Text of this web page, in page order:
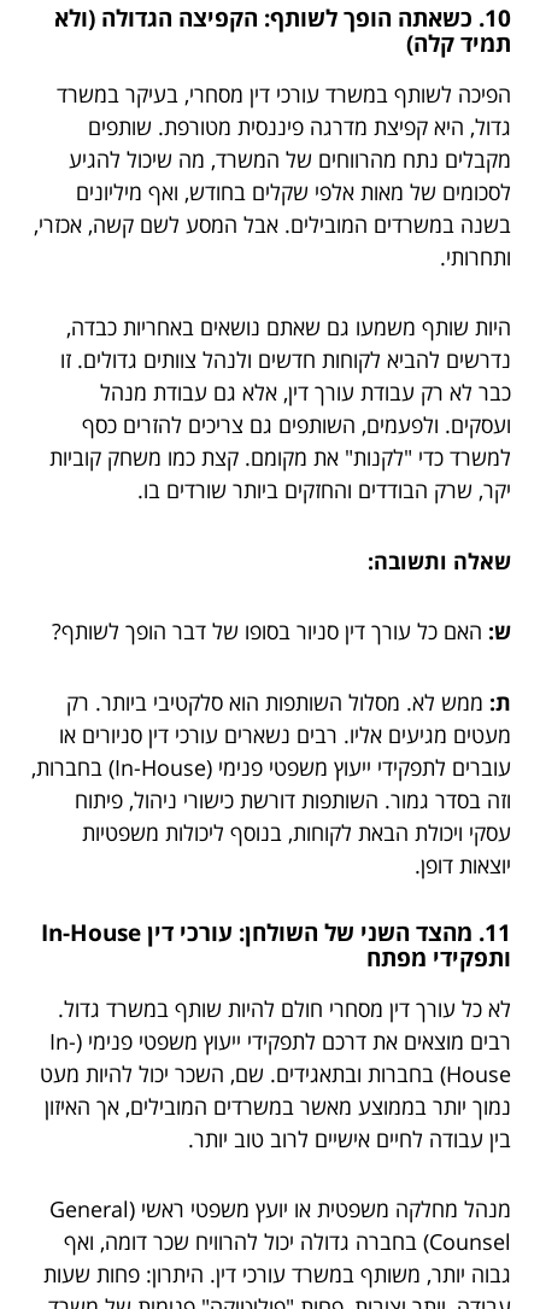
10. כשאתה הופך לשותף: הקפיצה הגדולה (ולא
תמיד קלה)
הפיכה לשותף במשרד עורכי דין מסחרי, בעיקר במשרד
גדול, היא קפיצת מדרגה פיננסית מטורפת. שותפים
מקבלים נתח מהרווחים של המשרד, מה שיכול להגיע
לסכומים של מאות אלפי שקלים בחודש, ואף מיליונים
בשנה במשרדים המובילים. אבל המסע לשם קשה, אכזרי,
ותחרותי.
היות שותף משמעו גם שאתם נושאים באחריות כבדה,
נדרשים להביא לקוחות חדשים ולנהל צוותים גדולים. זו
כבר לא רק עבודת עורך דין, אלא גם עבודת מנהל
ועסקים. ולפעמים, השותפים גם צריכים להזרים כסף
למשרד כדי "לקנות" את מקומם. קצת כמו משחק קוביות
יקר, שרק הבודדים והחזקים ביותר שורדים בו.
שאלה ותשובה:
ש: האם כל עורך דין סניור בסופו של דבר הופך לשותף?
ת: ממש לא. מסלול השותפות הוא סלקטיבי ביותר. רק
מעטים מגיעים אליו. רבים נשארים עורכי דין סניורים או
עוברים לתפקידי ייעוץ משפטי פנימי (In-House) בחברות,
וזה בסדר גמור. השותפות דורשת כישורי ניהול, פיתוח
עסקי ויכולת הבאת לקוחות, בנוסף ליכולות משפטיות
יוצאות דופן.
11. מהצד השני של השולחן: עורכי דין In-House
ותפקידי מפתח
לא כל עורך דין מסחרי חולם להיות שותף במשרד גדול.
רבים מוצאים את דרכם לתפקידי ייעוץ משפטי פנימי (In-
House) בחברות ובתאגידים. שם, השכר יכול להיות מעט
נמוך יותר בממוצע מאשר במשרדים המובילים, אך האיזון
בין עבודה לחיים אישיים לרוב טוב יותר.
מנהל מחלקה משפטית או יועץ משפטי ראשי (General
Counsel) בחברה גדולה יכול להרוויח שכר דומה, ואף
גבוה יותר, משותף במשרד עורכי דין. היתרון: פחות שעות